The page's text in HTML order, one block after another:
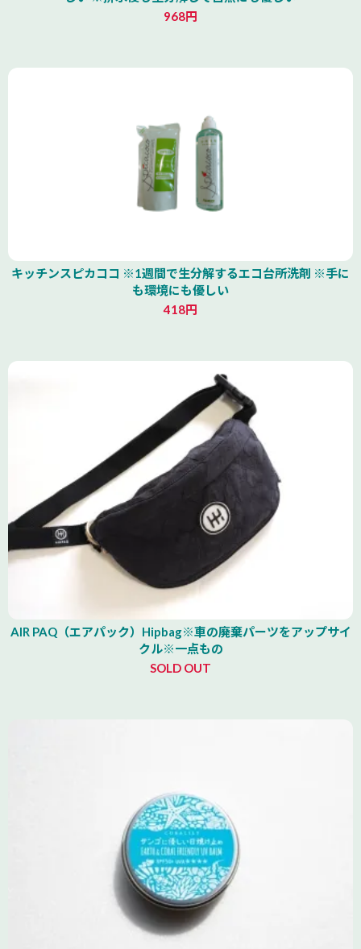
968円
キッチンスピカココ ※1週間で生分解するエコ台所洗剤 ※手に
も環境にも優しい
418円
AIR PAQ（エアパック）Hipbag※車の廃棄パーツをアップサイ
クル※一点もの
SOLD OUT